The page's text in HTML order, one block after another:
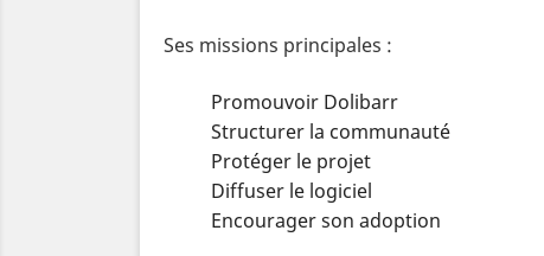
Ses missions principales :
Promouvoir Dolibarr
Structurer la communauté
Protéger le projet
Diffuser le logiciel
Encourager son adoption